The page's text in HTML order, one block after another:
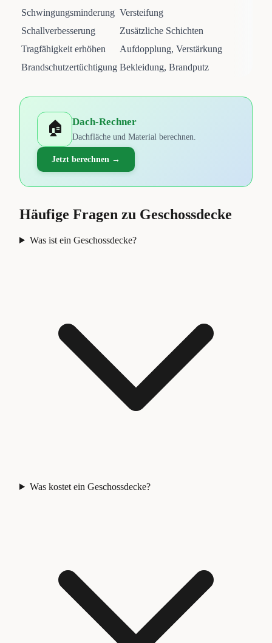
Schwingungsminderung Versteifung
Schallverbesserung
Zusätzliche Schichten
Tragfähigkeit erhöhen
Aufdopplung, Verstärkung
Brandschutzertüchtigung Bekleidung, Brandputz
🏠 Dach-Rechner
Dachfläche und Material berechnen.
Jetzt berechnen →
Häufige Fragen zu Geschossdecke
Was ist ein Geschossdecke?
Was kostet ein Geschossdecke?